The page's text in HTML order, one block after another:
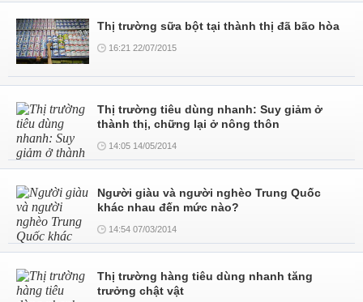
Thị trường sữa bột tại thành thị đã bão hòa
16:21 22/07/2015
Thị trường tiêu dùng nhanh: Suy giảm ở
thành thị, chững lại ở nông thôn
14:05 14/05/2014
Người giàu và người nghèo Trung Quốc
khác nhau đến mức nào?
14:54 07/03/2014
Thị trường hàng tiêu dùng nhanh tăng
trưởng chật vật